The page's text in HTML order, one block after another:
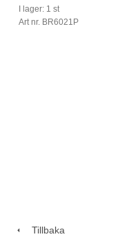
I lager: 1 st
Art nr. BR6021P
Tillbaka